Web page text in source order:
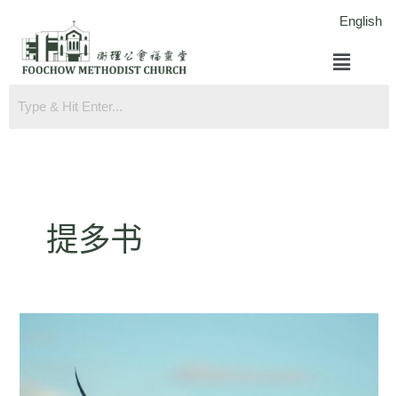
English
菜
单
提多书